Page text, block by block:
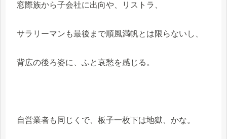
窓際族から子会社に出向や、リストラ、
サラリーマンも最後まで順風満帆とは限らないし、
背広の後ろ姿に、ふと哀愁を感じる。
自営業者も同じくで、板子一枚下は地獄、かな。